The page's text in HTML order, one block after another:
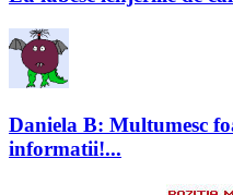
Daniela B: Multumesc
informatii!...